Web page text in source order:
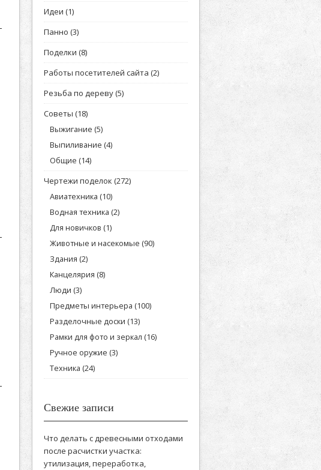
Идеи (1)
Панно (3)
Поделки (8)
Работы посетителей сайта (2)
Резьба по дереву(5)
Советы (18)
Выжигание (5)
Выпиливание (4)
Общие (14)
Чертежи поделок (272)
Авиатехника (10)
Водная техника (2)
Для новичков (1)
Животные и насекомые (90)
Здания (2)
Канцелярия (8)
Люди (3)
Предметы интерьера (100)
Разделочные доски (13)
Рамки для фото и зеркал (16)
Ручное оружие (3)
Техника (24)
Свежие записи
Что делать с древесными отходами
после расчистки участка:
утилизация, переработка,